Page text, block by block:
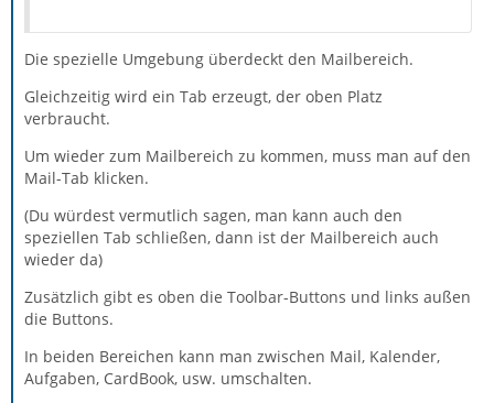
Die spezielle Umgebung überdeckt den Mailbereich.
Gleichzeitig wird ein Tab erzeugt, der oben Platz
verbraucht.
Um wieder zum Mailbereich zu kommen, muss man auf den
Mail-Tab klicken.
(Du würdest vermutlich sagen, man kann auch den
speziellen Tab schließen, dann ist der Mailbereich auch
wieder da)
Zusätzlich gibt es oben die Toolbar-Buttons und links außen
die Buttons.
In beiden Bereichen kann man zwischen Mail, Kalender,
Aufgaben, CardBook, usw. umschalten.